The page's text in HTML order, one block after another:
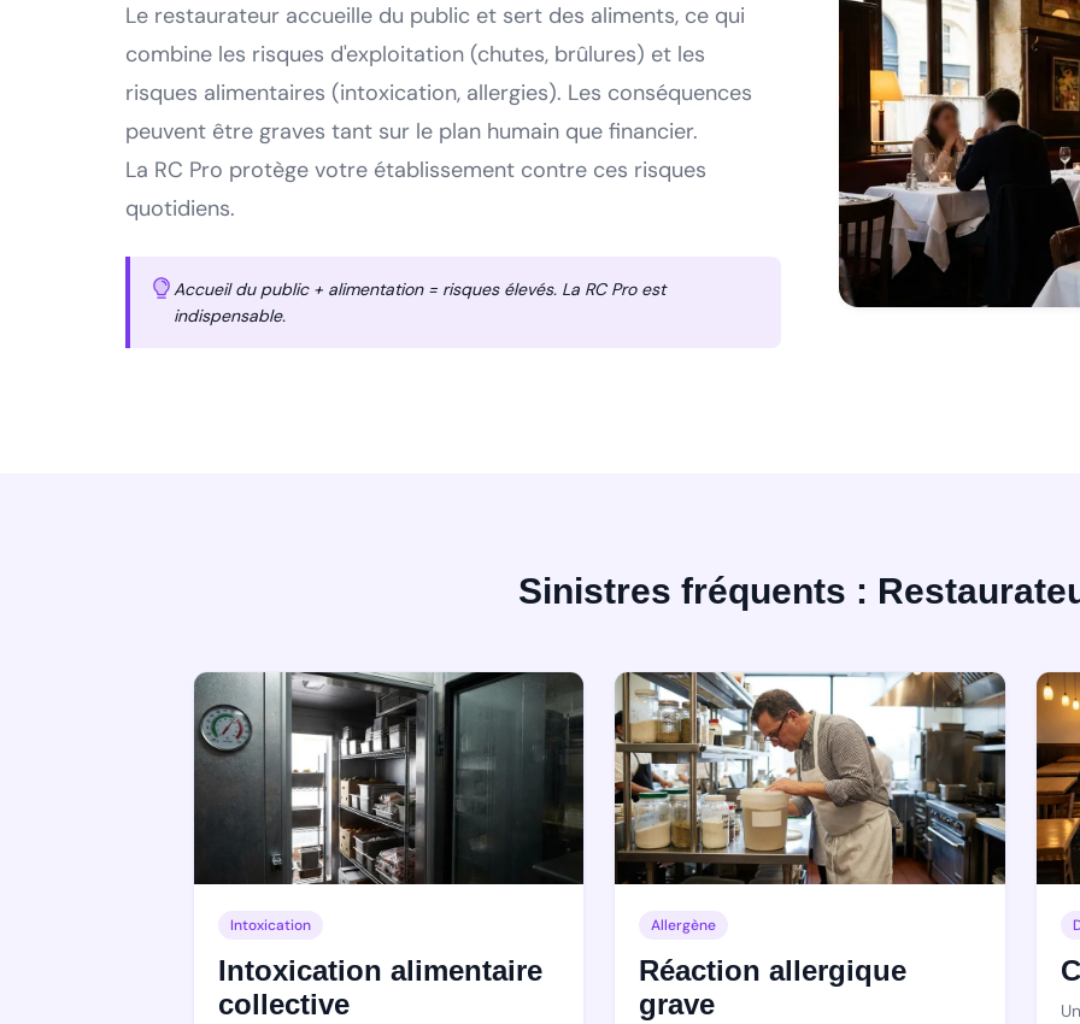
Le restaurateur accueille du public et sert des aliments, ce qui
combine les risques d'exploitation (chutes, brûlures) et les
risques alimentaires (intoxication, allergies). Les conséquences
peuvent être graves tant sur le plan humain que financier.
La RC Pro protège votre établissement contre ces risques
quotidiens.
Accueil du public + alimentation = risques élevés. La RC Pro est
indispensable.
Sinistres fréquents :
Intoxication
Intoxication alimentaire
collective
Allergène
Réaction allergique
grave